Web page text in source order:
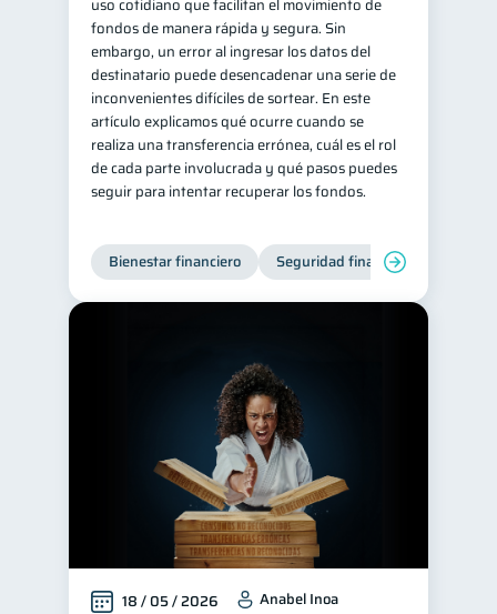
uso cotidiano que facilitan el movimiento de
fondos de manera rápida y segura. Sin
embargo, un error al ingresar los datos del
destinatario puede desencadenar una serie de
inconvenientes difíciles de sortear. En este
artículo explicamos qué ocurre cuando se
realiza una transferencia errónea, cuál es el rol
de cada parte involucrada y qué pasos puedes
seguir para intentar recuperar los fondos.
Bienestar financiero Seguridad financiera
18 / 05 / 2026 Anabel Inoa